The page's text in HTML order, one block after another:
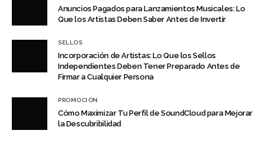
Anuncios Pagados para Lanzamientos Musicales: Lo
Que los Artistas Deben Saber Antes de Invertir
SELLOS
Incorporación de Artistas: Lo Que los Sellos
Independientes Deben Tener Preparado Antes de
Firmar a Cualquier Persona
PROMOCIÓN
Cómo Maximizar Tu Perfil de SoundCloud para Mejorar
la Descubribilidad